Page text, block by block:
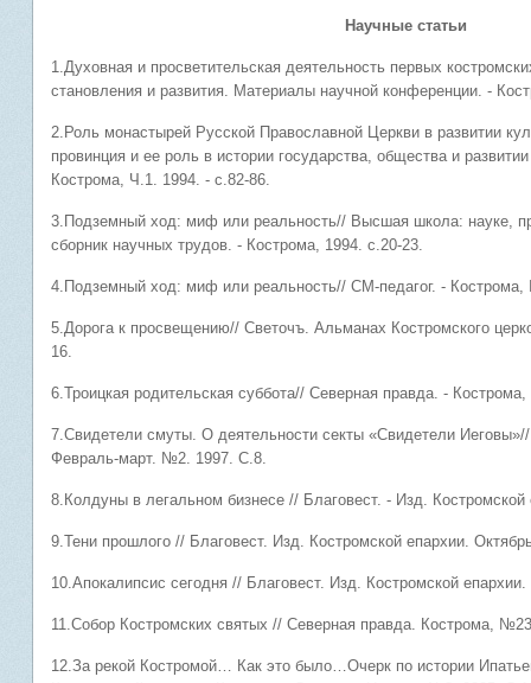
Научные статьи
1.Духовная и просветительская деятельность первых
становления и развития. Материалы научной конференции. -
2.Роль монастырей Русской Православной Церкви в развитии
провинция и ее роль в истории государства, общества и
Кострома, Ч.1. 1994. - с.82-86.
3.Подземный ход: миф или реальность// Высшая школа: науке,
сборник научных трудов. - Кострома, 1994. с.20-23.
4.Подземный ход: миф или реальность// СМ-педагог. -
5.Дорога к просвещению// Светочъ. Альманах Костромского
16.
6.Троицкая родительская суббота// Северная правда. -
7.Свидетели смуты. О деятельности секты «Свидетели
Февраль-март. №2. 1997. С.8.
8.Колдуны в легальном бизнесе // Благовест. - Изд.
9.Тени прошлого // Благовест. Изд. Костромской епархии.
10.Апокалипсис сегодня // Благовест. Изд. Костромской
11.Собор Костромских святых // Северная правда. Кострома,
12.За рекой Костромой… Как это было…Очерк по истории